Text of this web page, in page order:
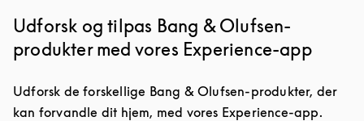
Udforsk og tilpas Bang & Olufsen-
produkter med vores Experience-app
Udforsk de forskellige Bang & Olufsen-produkter, der
kan forvandle dit hjem, med vores Experience-app.